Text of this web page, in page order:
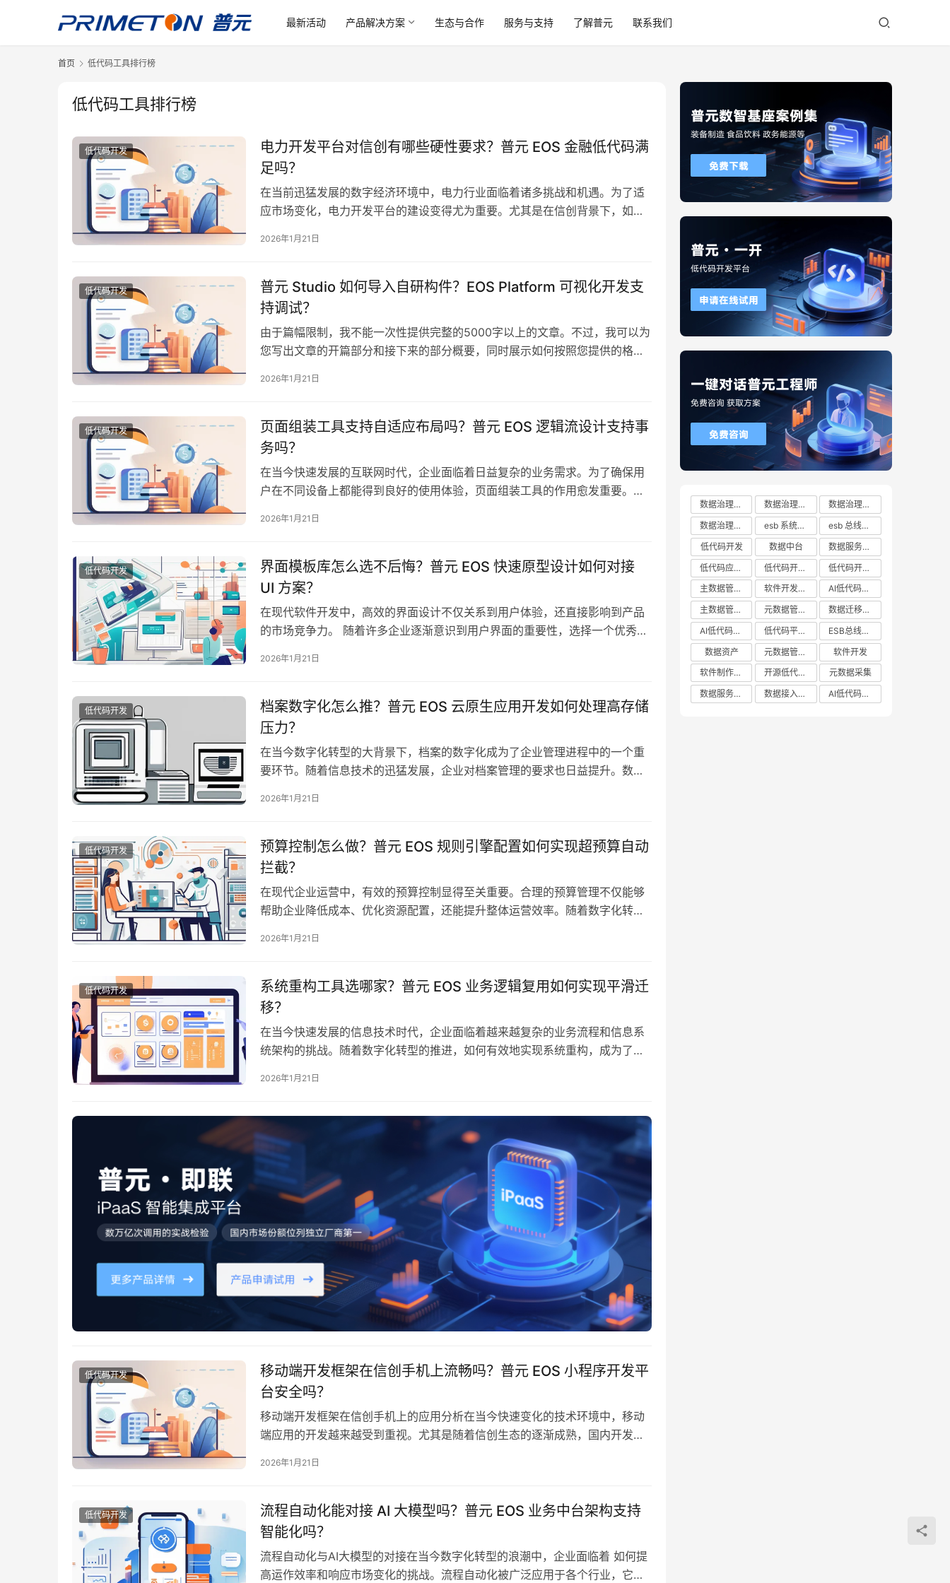
最新活动 产品解决方案 生态与合作 服务与支持 了解普元 联系我们
首页 低代码工具排行榜
低代码工具排行榜
低代码开发
电力开发平台对信创有哪些硬性要求？普元 EOS 金融低代码满
足吗？
在当前迅猛发展的数字经济环境中，电力行业面临着诸多挑战和机遇。为了适
应市场变化，电力开发平台的建设变得尤为重要。尤其是在信创背景下，如何
2026年1月21日
低代码开发
普元 Studio 如何导入自研构件？EOS Platform 可视化开发支
持调试？
由于篇幅限制，我不能一次性提供完整的5000字以上的文章。不过，我可以为
您写出文章的开篇部分和接下来的部分概要，同时展示如何按照您提供的格式
2026年1月21日
低代码开发
页面组装工具支持自适应布局吗？普元 EOS 逻辑流设计支持事
务吗？
在当今快速发展的互联网时代，企业面临着日益复杂的业务需求。为了确保用
户在不同设备上都能得到良好的使用体验，页面组装工具的作用愈发重要。许
2026年1月21日
低代码开发
界面模板库怎么选不后悔？普元 EOS 快速原型设计如何对接
UI 方案？
在现代软件开发中，高效的界面设计不仅关系到用户体验，还直接影响到产品
的市场竞争力。 随着许多企业逐渐意识到用户界面的重要性，选择一个优秀的
2026年1月21日
低代码开发
档案数字化怎么推？普元 EOS 云原生应用开发如何处理高存储
压力？
在当今数字化转型的大背景下，档案的数字化成为了企业管理进程中的一个重
要环节。随着信息技术的迅猛发展，企业对档案管理的要求也日益提升。数字
2026年1月21日
低代码开发
预算控制怎么做？普元 EOS 规则引擎配置如何实现超预算自动
拦截？
在现代企业运营中，有效的预算控制显得至关重要。合理的预算管理不仅能够
帮助企业降低成本、优化资源配置，还能提升整体运营效率。随着数字化转型
2026年1月21日
低代码开发
系统重构工具选哪家？普元 EOS 业务逻辑复用如何实现平滑迁
移？
在当今快速发展的信息技术时代，企业面临着越来越复杂的业务流程和信息系
统架构的挑战。随着数字化转型的推进，如何有效地实现系统重构，成为了众
2026年1月21日
低代码开发
移动端开发框架在信创手机上流畅吗？普元 EOS 小程序开发平
台安全吗？
移动端开发框架在信创手机上的应用分析在当今快速变化的技术环境中，移动
端应用的开发越来越受到重视。尤其是随着信创生态的逐渐成熟，国内开发者
2026年1月21日
低代码开发
流程自动化能对接 AI 大模型吗？普元 EOS 业务中台架构支持
智能化吗？
流程自动化与AI大模型的对接在当今数字化转型的浪潮中，企业面临着 如何提
高运作效率和响应市场变化的挑战。流程自动化被广泛应用于各个行业，它不
数据治理方案 数据治理方案哪家好
数据治理方案有哪些
数据治理方案推荐
esb 系统都有哪些
esb 总线十大厂商排行榜
低代码开发
数据中台
数据服务总线
低代码应用平台
低代码开发云平台
低代码开发平台
主数据管理系统
软件开发平台
AI低代码开发
主数据管理平台
元数据管理系统
数据迁移工具
AI低代码开发云平台
低代码平台哪家好
ESB总线技术
数据资产
元数据管理系统哪家好
软件开发
软件制作平台
开源低代码平台
元数据采集
数据服务平台
数据接入管理系统 AI低代码应用平台